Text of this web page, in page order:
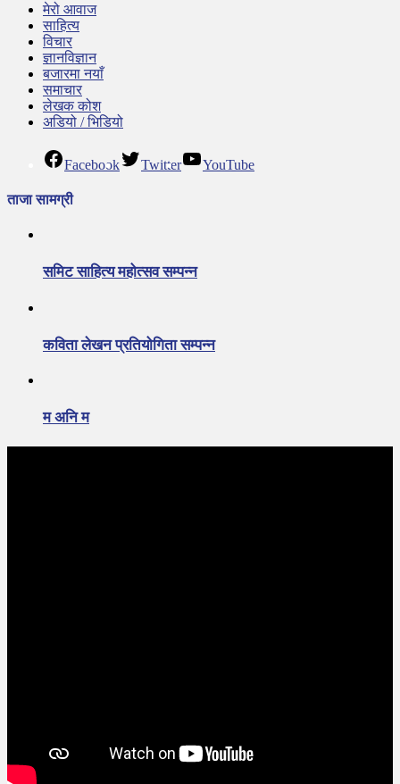
मेरो आवाज
साहित्य
विचार
ज्ञानविज्ञान
बजारमा नयाँ
समाचार
लेखक कोश
अडियो / भिडियो
Facebook Twitter YouTube
ताजा सामग्री
समिट साहित्य महोत्सव सम्पन्न
कविता लेखन प्रतियोगिता सम्पन्न
म अनि म